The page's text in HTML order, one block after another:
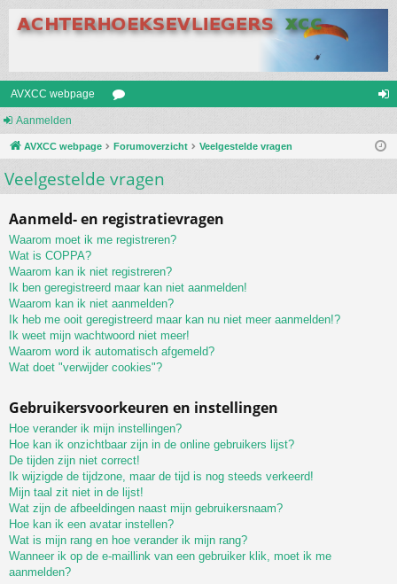
AVXCC webpage
u
m
m
Aanmelden
AVXCC webpage Forumoverzicht Veelgestelde vragen
Veelgestelde vragen
Aanmeld- en registratievragen
Waarom moet ik me registreren?
Wat is COPPA?
Waarom kan ik niet registreren?
Ik ben geregistreerd maar kan niet aanmelden!
Waarom kan ik niet aanmelden?
Ik heb me ooit geregistreerd maar kan nu niet meer aanmelden!?
Ik weet mijn wachtwoord niet meer!
Waarom word ik automatisch afgemeld?
Wat doet "verwijder cookies"?
Gebruikersvoorkeuren en instellingen
Hoe verander ik mijn instellingen?
Hoe kan ik onzichtbaar zijn in de online gebruikers lijst?
De tijden zijn niet correct!
Ik wijzigde de tijdzone, maar de tijd is nog steeds verkeerd!
Mijn taal zit niet in de lijst!
Wat zijn de afbeeldingen naast mijn gebruikersnaam?
Hoe kan ik een avatar instellen?
Wat is mijn rang en hoe verander ik mijn rang?
Wanneer ik op de e-maillink van een gebruiker klik, moet ik me
aanmelden?